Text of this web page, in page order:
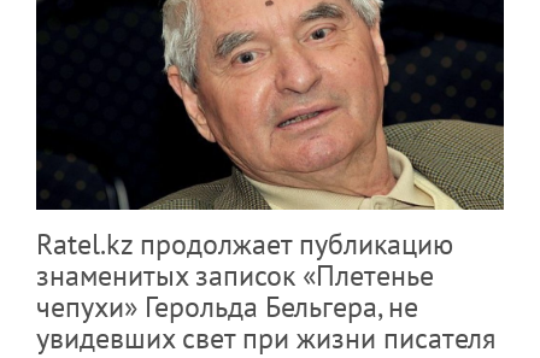
Ratel.kz продолжает публикацию
знаменитых записок «Плетенье
чепухи» Герольда Бельгера, не
увидевших свет при жизни писателя